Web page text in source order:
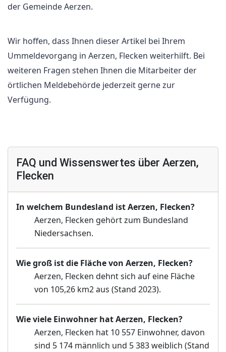
der Gemeinde Aerzen.
Wir hoffen, dass Ihnen dieser Artikel bei Ihrem
Ummeldevorgang in Aerzen, Flecken weiterhilft. Bei
weiteren Fragen stehen Ihnen die Mitarbeiter der
örtlichen Meldebehörde jederzeit gerne zur
Verfügung.
FAQ und Wissenswertes über Aerzen,
Flecken
In welchem Bundesland ist Aerzen, Flecken?
Aerzen, Flecken gehört zum Bundesland
Niedersachsen.
Wie groß ist die Fläche von Aerzen, Flecken?
Aerzen, Flecken dehnt sich auf eine Fläche
von 105,26 km2 aus (Stand 2023).
Wie viele Einwohner hat Aerzen, Flecken?
Aerzen, Flecken hat 10 557 Einwohner, davon
sind 5 174 männlich und 5 383 weiblich (Stand